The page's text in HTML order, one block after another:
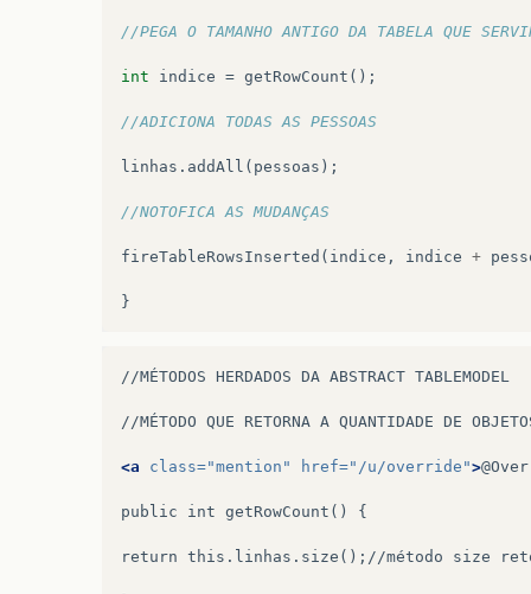
//PEGA O TAMANHO ANTIGO DA TABELA QUE
int indice = getRowCount ();
//ADICIONA TODAS AS PESSOAS
linhas . addAll ( pessoas );
//NOTOFICA AS MUDANÇAS
fireTableRowsInserted ( indice , indice +
}
//MÉTODOS HERDADOS DA ABSTRACT TABLEMODEL
//MÉTODO QUE RETORNA A QUANTIDADE DE
<a class="mention" href="/u/override">
public int getRowCount() {
return this.linhas.size();//método size